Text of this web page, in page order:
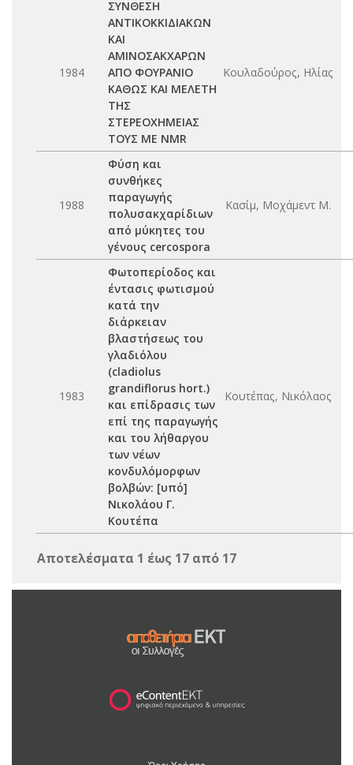
1984
ΣΥΝΘΕΣΗ
ΑΝΤΙΚΟΚΚΙΔΙΑΚΩΝ
ΚΑΙ
ΑΜΙΝΟΣΑΚΧΑΡΩΝ
ΑΠΟ ΦΟΥΡΑΝΙΟ
ΚΑΘΩΣ ΚΑΙ ΜΕΛΕΤΗ
ΤΗΣ
ΣΤΕΡΕΟΧΗΜΕΙΑΣ
ΤΟΥΣ ΜΕ NMR
Κουλαδούρος, Ηλίας
1988
Φύση και
συνθήκες
παραγωγής
πολυσακχαρίδιων
από μύκητες του
γένους cercospora
Κασίμ, Μοχάμεντ Μ.
1983
Φωτοπερίοδος και
έντασις φωτισμού
κατά την
διάρκειαν
βλαστήσεως του
γλαδιόλου
(cladiolus
grandiflorus hort.)
και επίδρασις των
επί της παραγωγής
και του λήθαργου
των νέων
κονδυλόμορφων
βολβών: [υπό]
Νικολάου Γ.
Κουτέπα
Κουτέπας, Νικόλαος
Αποτελέσματα 1 έως 17 από 17